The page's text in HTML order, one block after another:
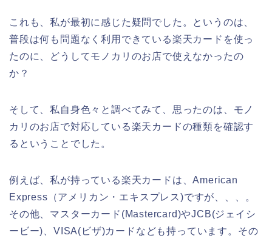
これも、私が最初に感じた疑問でした。というのは、
普段は何も問題なく利用できている楽天カードを使っ
たのに、どうしてモノカリのお店で使えなかったの
か？
そして、私自身色々と調べてみて、思ったのは、モノ
カリのお店で対応している楽天カードの種類を確認す
るということでした。
例えば、私が持っている楽天カードは、American
Express（アメリカン・エキスプレス)ですが、、、。
その他、マスターカード(Mastercard)やJCB(ジェイシ
ービー)、VISA(ビザ)カードなども持っています。その